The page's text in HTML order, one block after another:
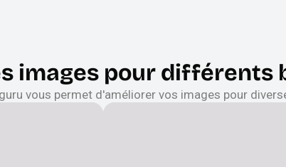
images pour différents
vous permet d'améliorer vos images pour